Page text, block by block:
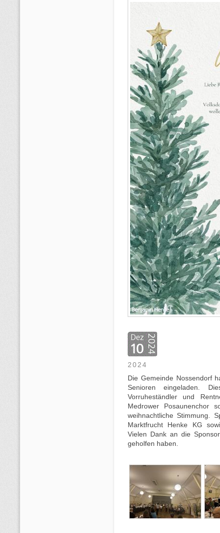
2024
Die Gemeinde Nossendorf
Senioren eingeladen.
Vorruheständler und
Medrower Posaunenchor
weihnachtliche Stimmung.
Marktfrucht Henke KG
Vielen Dank an die
geholfen haben.